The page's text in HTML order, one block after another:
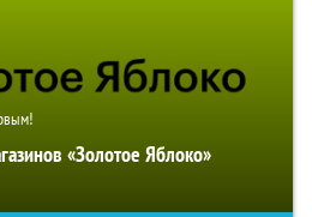
«Золотое Яблоко»